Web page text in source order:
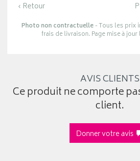
‹ Retour
Photo non contractuelle- Tous les prix
frais de livraison. Page mise à
AVIS CLIENTS
Ce produit ne comporte
client.
Donner votre avis